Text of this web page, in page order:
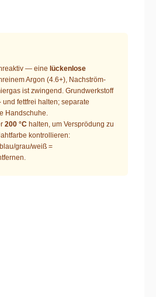
— eine lückenlose
Argon (4.6+), Nachström-
ist zwingend. Grundwerkstoff
fettfrei halten; separate
Handschuhe.
200 °Chalten, um Versprödung zu
kontrollieren:
grau/weiß =